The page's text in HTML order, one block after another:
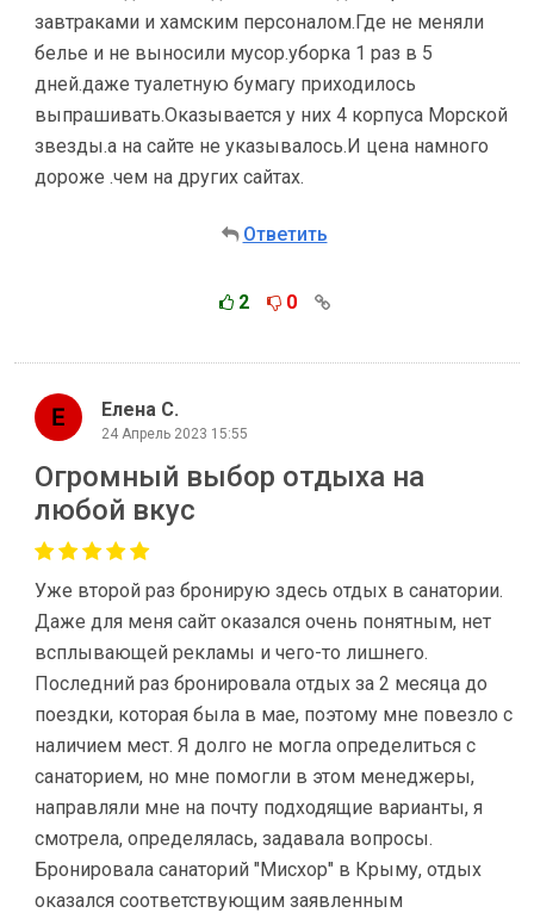
завтраками и хамским персоналом.Где не меняли
белье и не выносили мусор.уборка 1 раз в 5
дней.даже туалетную бумагу приходилось
выпрашивать.Оказывается у них 4 корпуса Морской
звезды.а на сайте не указывалось.И цена намного
дороже .чем на других сайтах.
Ответить
2 0
Елена С.
24 Апрель 2023 15:55
Огромный выбор отдыха на
любой вкус
Уже второй раз бронирую здесь отдых в санатории.
Даже для меня сайт оказался очень понятным, нет
всплывающей рекламы и чего-то лишнего.
Последний раз бронировала отдых за 2 месяца до
поездки, которая была в мае, поэтому мне повезло с
наличием мест. Я долго не могла определиться с
санаторием, но мне помогли в этом менеджеры,
направляли мне на почту подходящие варианты, я
смотрела, определялась, задавала вопросы.
Бронировала санаторий "Мисхор" в Крыму, отдых
оказался соответствующим заявленным